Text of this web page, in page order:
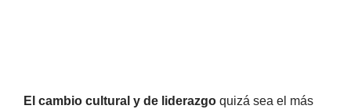
El cambio cultural y de liderazgo quizá sea el más